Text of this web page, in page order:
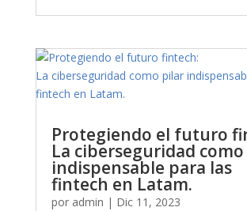
Protegiendo el futuro
La ciberseguridad
indispensable para las
fintech en Latam.
por admin | Dic 11, 2023